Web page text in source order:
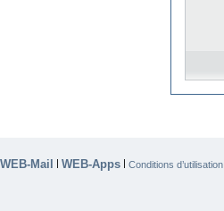
WEB-Mail | WEB-Apps | Conditions d’utilisation